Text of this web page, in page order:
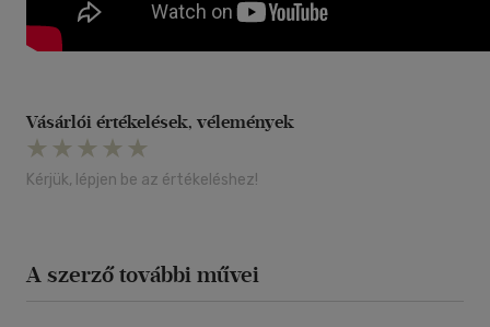
Vásárlói értékelések, vélemények
Kérjük, lépjen be az értékeléshez!
A szerző további művei